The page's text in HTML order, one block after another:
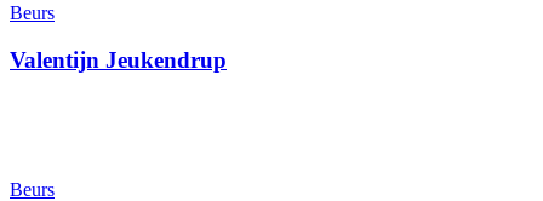
Beurs
Valentijn Jeukendrup
Beurs